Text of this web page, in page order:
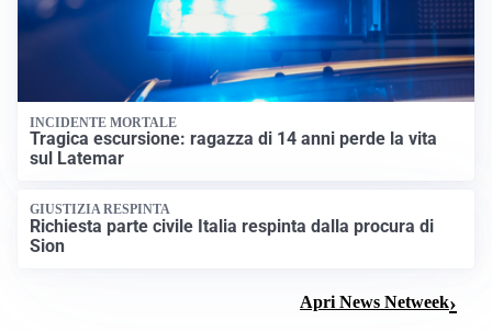
INCIDENTE MORTALE
Tragica escursione: ragazza di 14 anni perde la vita
sul Latemar
GIUSTIZIA RESPINTA
Richiesta parte civile Italia respinta dalla procura di
Sion
Apri News Netweek